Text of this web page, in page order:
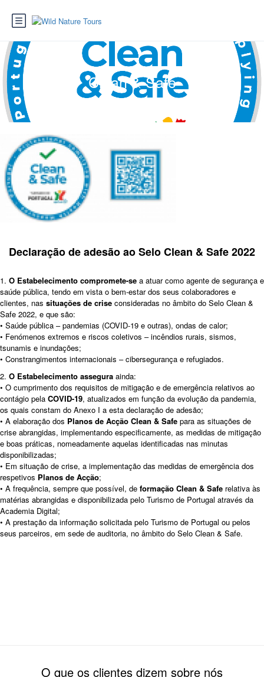
Clean & Safe
Declaração de adesão ao Selo Clean & Safe 2022
1. O Estabelecimento compromete-se a atuar como agente de segurança e
saúde pública, tendo em vista o bem-estar dos seus colaboradores e
clientes, nas situações de crise consideradas no âmbito do Selo Clean &
Safe 2022, e que são:
• Saúde pública – pandemias (COVID-19 e outras), ondas de calor;
• Fenómenos extremos e riscos coletivos – incêndios rurais, sismos,
tsunamis e inundações;
• Constrangimentos internacionais – cibersegurança e refugiados.
2. O Estabelecimento assegura ainda:
• O cumprimento dos requisitos de mitigação e de emergência relativos ao
contágio pela COVID-19, atualizados em função da evolução da pandemia,
os quais constam do Anexo I a esta declaração de adesão;
• A elaboração dos Planos de Acção Clean & Safe para as situações de
crise abrangidas, implementando especificamente, as medidas de mitigação
e boas práticas, nomeadamente aquelas identificadas nas minutas
disponibilizadas;
• Em situação de crise, a implementação das medidas de emergência dos
respetivos Planos de Acção;
• A frequência, sempre que possível, de formação Clean & Safe relativa às
matérias abrangidas e disponibilizada pelo Turismo de Portugal através da
Academia Digital;
• A prestação da informação solicitada pelo Turismo de Portugal ou pelos
seus parceiros, em sede de auditoria, no âmbito do Selo Clean & Safe.
O que os clientes dizem sobre nós